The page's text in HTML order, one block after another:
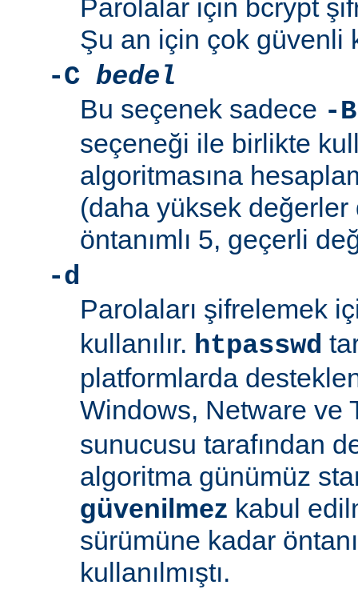
Parolalar için bcrypt
Şu an için çok güvenli
-C bedel
Bu seçenek sadece -B
seçeneği ile birlikte
algoritmasına
(daha yüksek
öntanımlı 5, geçerli
-d
Parolaları şifrelemek
kullanılır. htpasswd
platformlarda
Windows, Netware ve
sunucusu tarafından
algoritma günümüz
güvenilmez kabul
sürümüne kadar
kullanılmıştı.